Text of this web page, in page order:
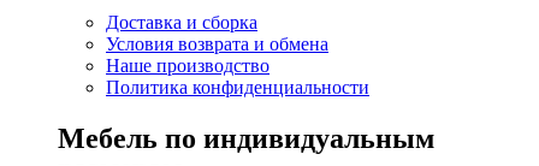
Доставка и сборка
Условия возврата и обмена
Наше производство
Политика конфиденциальности
Мебель по индивидуальным